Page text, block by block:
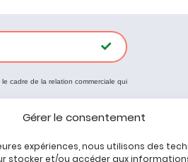
Gérer le consentement
expériences, nous utilisons des
stocker et/ou accéder aux
cadre de la relation commerciale qui